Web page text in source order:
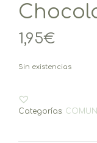
1,95€
Sin existencias
Categorías: